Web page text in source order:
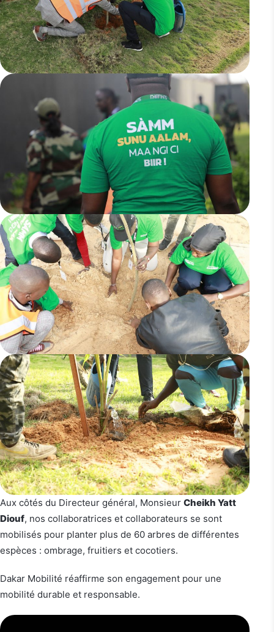
Aux côtés du Directeur général, Monsieur Cheikh Yatt
Diouf, nos collaboratrices et collaborateurs se sont
mobilisés pour planter plus de 60 arbres de différentes
espèces : ombrage, fruitiers et cocotiers.
Dakar Mobilité réaffirme son engagement pour une
mobilité durable et responsable.